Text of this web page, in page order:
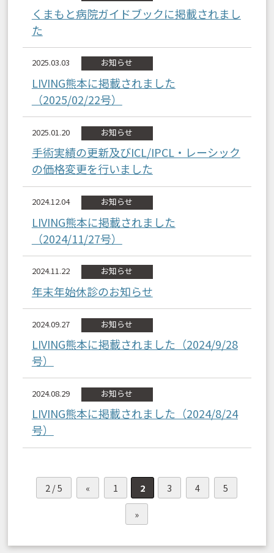
くまもと病院ガイドブックに掲載されまし
た
2025.03.03 お知らせ
LIVING熊本に掲載されました
（2025/02/22号）
2025.01.20 お知らせ
手術実績の更新及びICL/IPCL・レーシック
の価格変更を行いました
2024.12.04 お知らせ
LIVING熊本に掲載されました
（2024/11/27号）
2024.11.22 お知らせ
年末年始休診のお知らせ
2024.09.27 お知らせ
LIVING熊本に掲載されました（2024/9/28
号）
2024.08.29 お知らせ
LIVING熊本に掲載されました（2024/8/24
号）
2 / 5 « 1 2 3 4 5
»